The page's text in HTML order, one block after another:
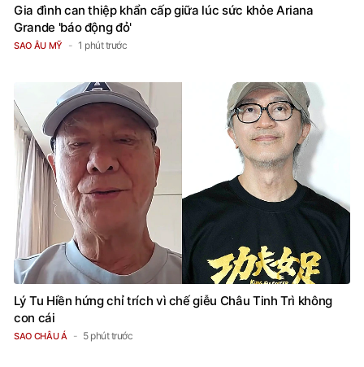
Gia đình can thiệp khẩn cấp giữa lúc sức khỏe Ariana
Grande 'báo động đỏ'
SAO ÂU MỸ 1 phút trước
Lý Tu Hiền hứng chỉ trích vì chế giễu Châu Tinh Trì không
con cái
SAO CHÂU Á 5 phút trước